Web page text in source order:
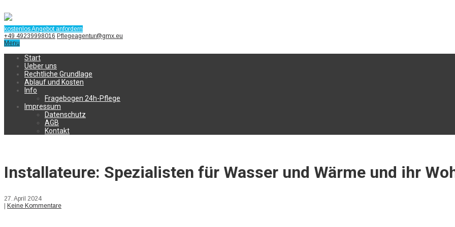
kostenlos Angebot anfordern
+49 49239998016 Pflegeagentur@gmx.eu
Menu
Start
Ueber uns
Rechtliche Grundlage
Ablauf und Kosten
Info
Fragebogen 24h-Pflege
Impressum
Datenschutz
AGB
Kontakt
Installateure: Spezialisten für Wasser und Wärme und ihr
27. April 2024
Keine Kommentare